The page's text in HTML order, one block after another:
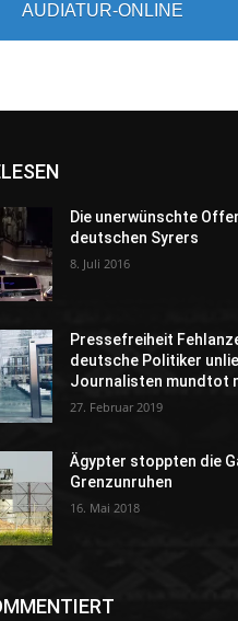
AUDIATUR-ONLINE
Die unerwünschte
deutschen Syrers
8. Juli 2016
Pressefreiheit
deutsche Politiker
Journalisten mundtot
27. Februar 2019
Ägypter stoppten die
Grenzunruhen
16. Mai 2018